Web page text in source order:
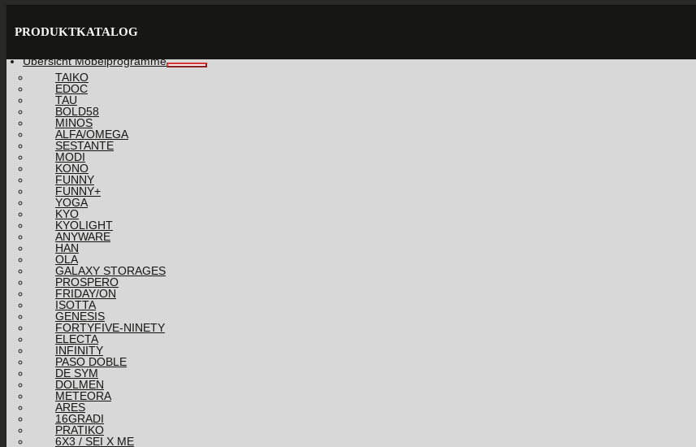
PRODUKTKATALOG
Übersicht Möbelprogramme
TAIKO
EDOC
TAU
BOLD58
MINOS
ALFA/OMEGA
SESTANTE
MODI
KONO
FUNNY
FUNNY+
YOGA
KYO
KYOLIGHT
ANYWARE
HAN
OLA
GALAXY STORAGES
PROSPERO
FRIDAY/ON
ISOTTA
GENESIS
FORTYFIVE-NINETY
ELECTA
INFINITY
PASO DOBLE
DE SYM
DOLMEN
METEORA
ARES
16GRADI
PRATIKO
6X3 / SEI X ME